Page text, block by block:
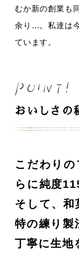
むか新の創業も
余り…。私達は
ています。
おいしさの
こだわり
らに純度
そして、和
特の練り製
丁寧に生地